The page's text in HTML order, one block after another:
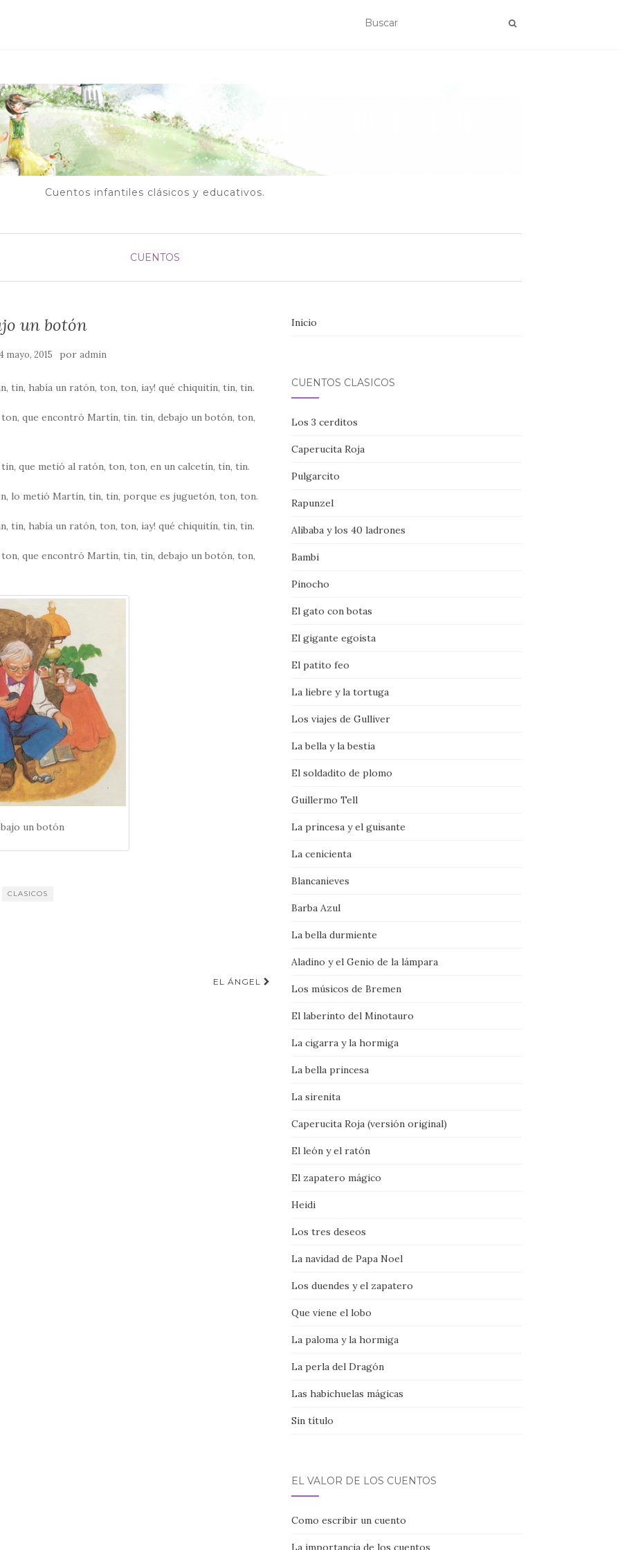
Cuentos infantiles clásicos y educativos.
CUENTOS
un botón
mayo, 2015 poradmin
tin, había un ratón, ton, ton, iay! qué chiquitín, tin, tin.
que encontró Martín, tin. tin, debajo un botón, ton,
que metió al ratón, ton, ton, en un calcetín, tin, tin.
lo metió Martín, tin, tin, porque es juguetón, ton, ton.
tin, había un ratón, ton, ton, iay! qué chiquitín, tin, tin.
que encontró Martín, tin, tin, debajo un botón, ton,
un botón
CLASICOS
EL ÁNGEL
Inicio
CUENTOS CLÁSICOS
Los 3 cerditos
Caperucita Roja
Pulgarcito
Rapunzel
Alibaba y los 40 ladrones
Bambi
Pinocho
El gato con botas
El gigante egoísta
El patito feo
La liebre y la tortuga
Los viajes de Gulliver
La bella y la bestia
El soldadito de plomo
Guillermo Tell
La princesa y el guisante
La cenicienta
Blancanieves
Barba Azul
La bella durmiente
Aladino y el Genio de la lámpara
Los músicos de Bremen
El laberinto del Minotauro
La cigarra y la hormiga
La bella princesa
La sirenita
Caperucita Roja (versión original)
El león y el ratón
El zapatero mágico
Heidi
Los tres deseos
La navidad de Papa Noel
Los duendes y el zapatero
Que viene el lobo
La paloma y la hormiga
La perla del Dragón
Las habichuelas mágicas
Sin título
EL VALOR DE LOS CUENTOS
Como escribir un cuento
La importancia de los cuentos